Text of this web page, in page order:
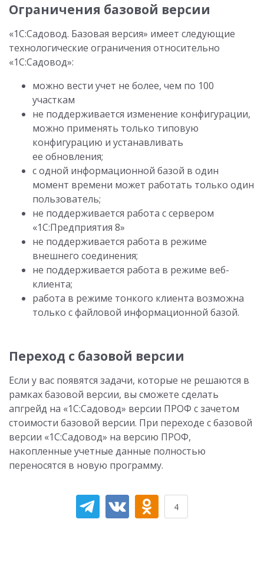
Ограничения базовой версии
«1С:Садовод. Базовая версия» имеет следующие
технологические ограничения относительно
«1С:Садовод»:
можно вести учет не более, чем по 100
участкам
не поддерживается изменение конфигурации,
можно применять только типовую
конфигурацию и устанавливать
ее обновления;
с одной информационной базой в один
момент времени может работать только один
пользователь;
не поддерживается работа с сервером
«1С:Предприятия 8»
не поддерживается работа в режиме
внешнего соединения;
не поддерживается работа в режиме веб-
клиента;
работа в режиме тонкого клиента возможна
только с файловой информационной базой.
Переход с базовой версии
Если у вас появятся задачи, которые не решаются в
рамках базовой версии, вы сможете сделать
апгрейд на «1С:Садовод» версии ПРОФ с зачетом
стоимости базовой версии. При переходе с базовой
версии «1С:Садовод» на версию ПРОФ,
накопленные учетные данные полностью
переносятся в новую программу.
4